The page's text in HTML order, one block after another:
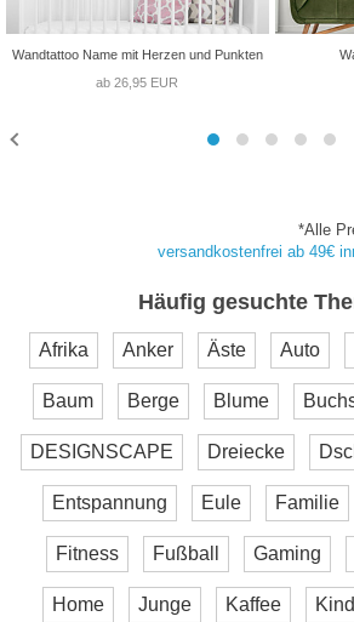
Wandtattoo Name mit Herzen und Punkten
ab 26,95 EUR
*Alle
versandkostenfrei ab 49€
Häufig gesuchte
Afrika Anker Äste Auto
Baum Berge Blume
DESIGNSCAPE Dreiecke
Entspannung Eule Familie
Fitness Fußball Gaming
Home Junge Kaffee